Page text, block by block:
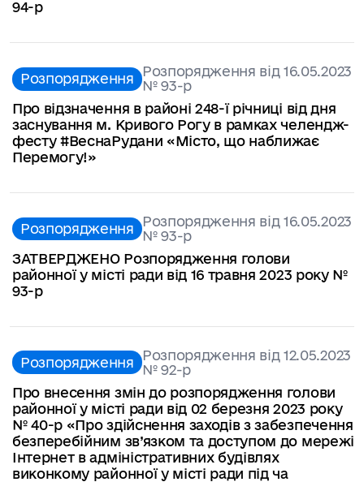
94-р
Розпорядження Розпорядження від 16.05.2023
№ 93-р
Про відзначення в районі 248-ї річниці від дня
заснування м. Кривого Рогу в рамках челендж-
фесту #ВеснаРудани «Місто, що наближає
Перемогу!»
Розпорядження Розпорядження від 16.05.2023
№ 93-р
ЗАТВЕРДЖЕНО Розпорядження голови
районної у місті ради від 16 травня 2023 року №
93-р
Розпорядження Розпорядження від 12.05.2023
№ 92-р
Про внесення змін до розпорядження голови
районної у місті ради від 02 березня 2023 року
№ 40-р «Про здійснення заходів з забезпечення
безперебійним зв’язком та доступом до мережі
Інтернет в адміністративних будівлях
виконкому районної у місті ради під ча